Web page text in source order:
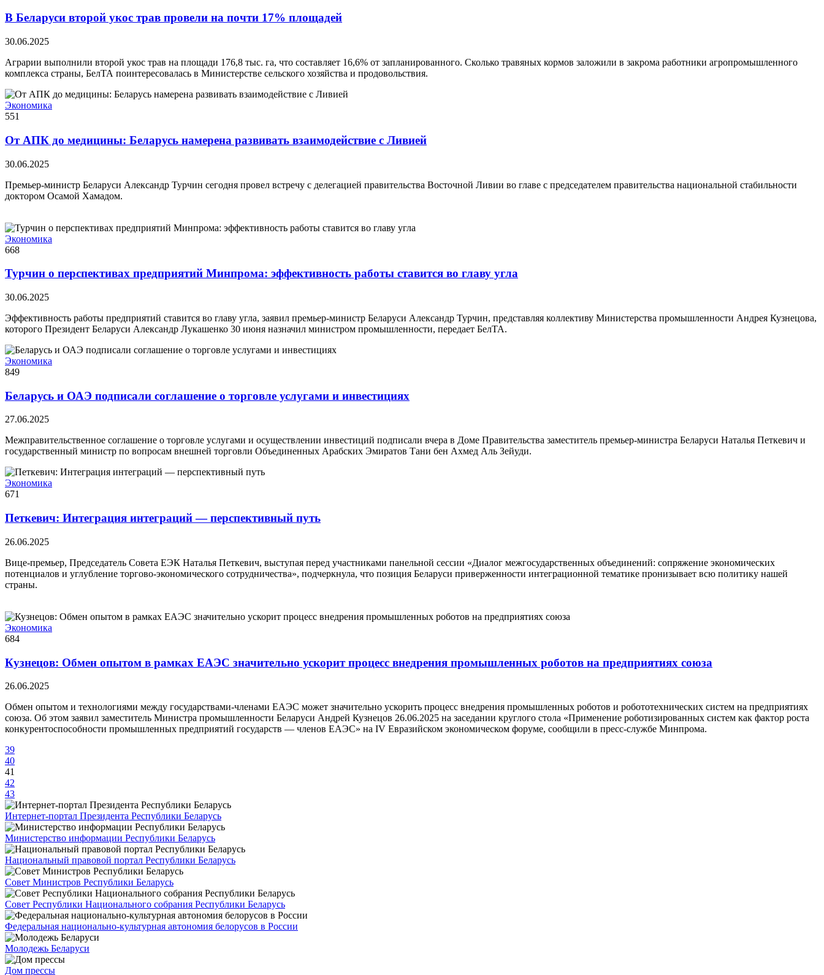
В Беларуси второй укос трав провели на почти 17% площадей
30.06.2025
Аграрии выполнили второй укос трав на площади 176,8 тыс. га, что составляет 16,6% от запланированного. Сколько травяных кормов заложили в закрома работники агропромышленного
комплекса страны, БелТА поинтересовалась в Министерстве сельского хозяйства и продовольствия.
Экономика
551
От АПК до медицины: Беларусь намерена развивать взаимодействие с Ливией
30.06.2025
Премьер-министр Беларуси Александр Турчин сегодня провел встречу с делегацией правительства Восточной Ливии во главе с председателем правительства национальной стабильности
доктором Осамой Хамадом.
Экономика
668
Турчин о перспективах предприятий Минпрома: эффективность работы ставится во главу угла
30.06.2025
Эффективность работы предприятий ставится во главу угла, заявил премьер-министр Беларуси Александр Турчин, представляя коллективу Министерства промышленности Андрея Кузнецова,
которого Президент Беларуси Александр Лукашенко 30 июня назначил министром промышленности, передает БелТА.
Экономика
849
Беларусь и ОАЭ подписали соглашение о торговле услугами и инвестициях
27.06.2025
Межправительственное соглашение о торговле услугами и осуществлении инвестиций подписали вчера в Доме Правительства заместитель премьер-министра Беларуси Наталья Петкевич и
государственный министр по вопросам внешней торговли Объединенных Арабских Эмиратов Тани бен Ахмед Аль Зейуди.
Экономика
671
Петкевич: Интеграция интеграций — перспективный путь
26.06.2025
Вице-премьер, Председатель Совета ЕЭК Наталья Петкевич, выступая перед участниками панельной сессии «Диалог межгосударственных объединений: сопряжение экономических
потенциалов и углубление торгово-экономического сотрудничества», подчеркнула, что позиция Беларуси приверженности интеграционной тематике пронизывает всю политику нашей
страны.
Экономика
684
Кузнецов: Обмен опытом в рамках ЕАЭС значительно ускорит процесс внедрения промышленных роботов на предприятиях союза
26.06.2025
Обмен опытом и технологиями между государствами-членами ЕАЭС может значительно ускорить процесс внедрения промышленных роботов и робототехнических систем на предприятиях
союза. Об этом заявил заместитель Министра промышленности Беларуси Андрей Кузнецов 26.06.2025 на заседании круглого стола «Применение роботизированных систем как фактор роста
конкурентоспособности промышленных предприятий государств — членов ЕАЭС» на IV Евразийском экономическом форуме, сообщили в пресс-службе Минпрома.
39
40
41
42
43
Интернет-портал Президента Республики Беларусь
Министерство информации Республики Беларусь
Национальный правовой портал Республики Беларусь
Совет Министров Республики Беларусь
Совет Республики Национального собрания Республики Беларусь
Федеральная национально-культурная автономия белорусов в России
Молодежь Беларуси
Дом прессы